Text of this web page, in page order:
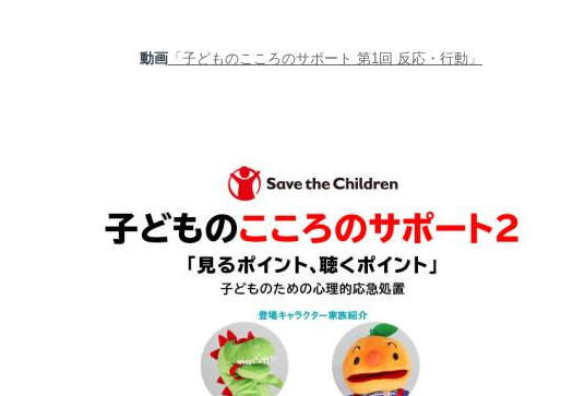
動画 「子どものこころのサポート 第1回 反応・行動」